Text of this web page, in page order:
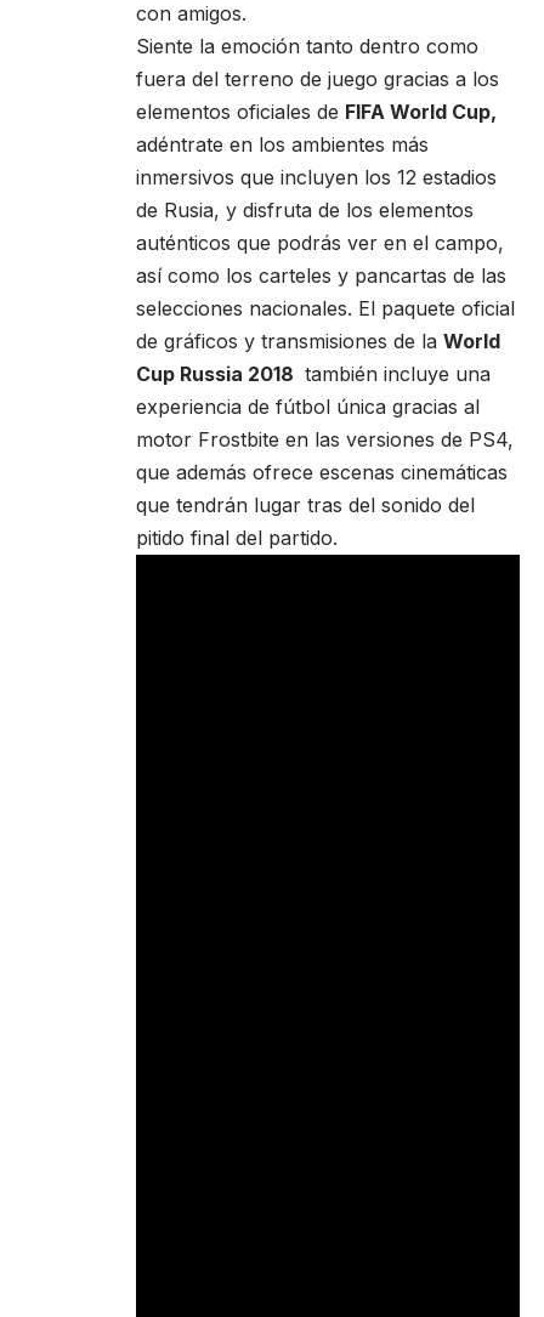
con amigos.
Siente la emoción tanto dentro como
fuera del terreno de juego gracias a los
elementos oficiales de FIFA World Cup,
adéntrate en los ambientes más
inmersivos que incluyen los 12 estadios
de Rusia, y disfruta de los elementos
auténticos que podrás ver en el campo,
así como los carteles y pancartas de las
selecciones nacionales. El paquete oficial
de gráficos y transmisiones de la World
Cup Russia 2018 también incluye una
experiencia de fútbol única gracias al
motor Frostbite en las versiones de PS4,
que además ofrece escenas cinemáticas
que tendrán lugar tras del sonido del
pitido final del partido.